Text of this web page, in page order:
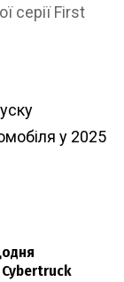
серії First
у 2025